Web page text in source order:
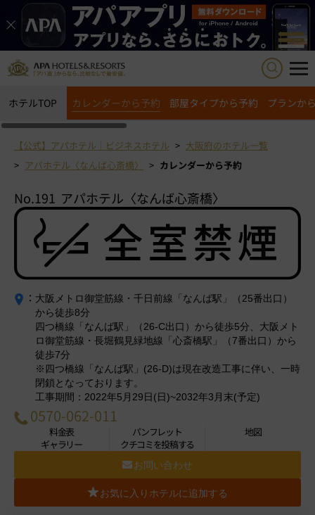
ホテルTOP カレンダーから予約 部屋タイプから予約 プランか
【公式】アパホテル｜ビジネスホテル
大阪府のホテル一覧
アパホテル〈なんば心斎橋〉
カレンダーから予約
No.191 アパホテル〈なんば心斎橋〉
： 大阪 メトロ御堂筋線・千日前線「なんば駅」（25番出口）
から徒歩8分
四つ橋線「なんば駅」（26-C出口）から徒歩5分、大阪メト
ロ御堂筋線・長堀鶴見緑地線「心斎橋駅」（7番出口）から
徒歩7分
※四つ橋線「なんば駅」(26‐D)は現在改造工事に伴い、一時
閉鎖となっております。
工事期間：2022年5月29日(日)~2032年3月末(予定)
0570-062-011
料金表 パンフレット
地図
ギャラリー
クチコミを投稿する
お問い合わせ
お気に入りホテルに追加する